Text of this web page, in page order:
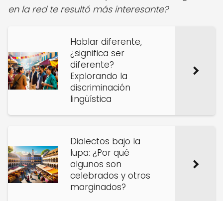
en la red te resultó más interesante?
Hablar diferente,
¿significa ser
diferente?
Explorando la
discriminación
lingüística
Dialectos bajo la
lupa: ¿Por qué
algunos son
celebrados y otros
marginados?